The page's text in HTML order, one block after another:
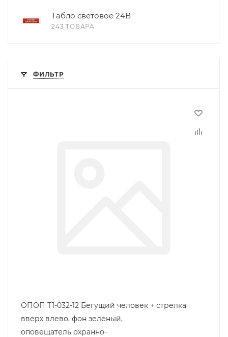
Табло световое 24В
243 ТОВАРА
ФИЛЬТР
ОПОП Т1-032-12 Бегущий человек + стрелка
вверх влево, фон зеленый,
оповещатель охранно-